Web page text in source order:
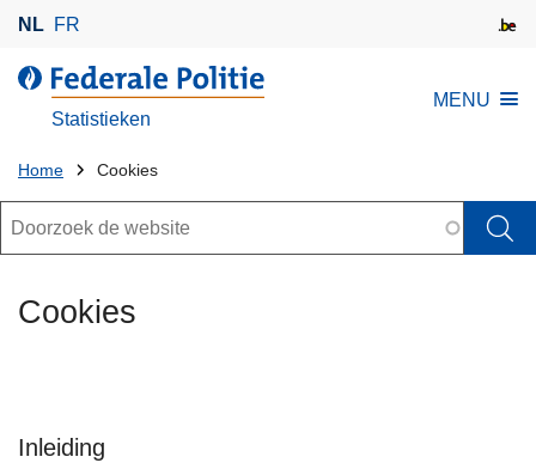
n
NL FR
d
i
e
n
s
Statistieken
MENU
U
bent
hier:
Home Cookies
Cookies
Inleiding